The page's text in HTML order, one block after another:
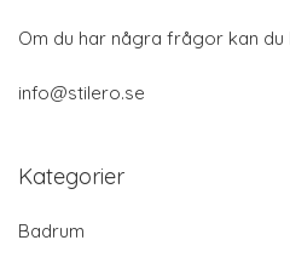
Om du har några frågor kan
info@stilero.se
Kategorier
Badrum